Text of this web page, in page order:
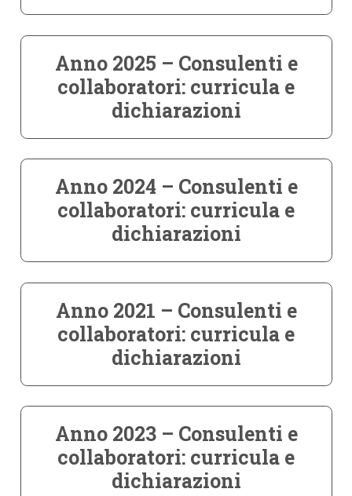
Anno 2025 – Consulenti e
collaboratori: curricula e
dichiarazioni
Anno 2024 – Consulenti e
collaboratori: curricula e
dichiarazioni
Anno 2021 – Consulenti e
collaboratori: curricula e
dichiarazioni
Anno 2023 – Consulenti e
collaboratori: curricula e
dichiarazioni